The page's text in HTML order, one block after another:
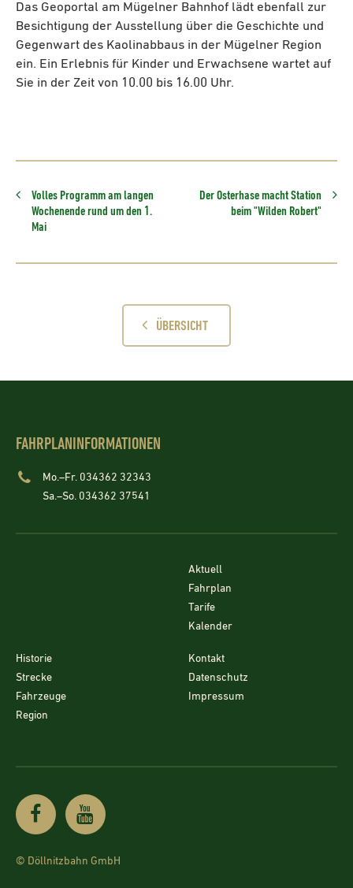
Das Geoportal am Mügelner Bahnhof lädt ebenfall zur
Besichtigung der Ausstellung über die Geschichte und
Gegenwart des Kaolinabbaus in der Mügelner Region
ein. Ein Erlebnis für Kinder und Erwachsene wartet auf
Sie in der Zeit von 10.00 bis 16.00 Uhr.
Volles Programm am langen
Wochenende rund um den 1.
Mai
Der Osterhase macht Station
beim "Wilden Robert"
ÜBERSICHT
FAHRPLANINFORMATIONEN
Mo.–Fr. 034362 32343
Sa.–So. 034362 37541
Aktuell
Fahrplan
Tarife
Kalender
Historie
Strecke
Fahrzeuge
Region
Kontakt
Datenschutz
Impressum
© Döllnitzbahn GmbH